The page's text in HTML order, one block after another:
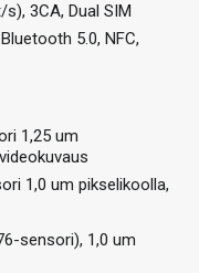
3CA, Dual SIM
5.0, NFC,
1,25 um
1,0 um pikselikoolla,
sensori), 1,0 um